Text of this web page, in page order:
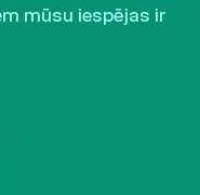
mūsu iespējas ir